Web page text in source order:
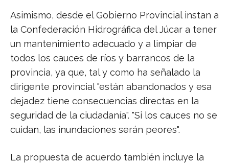
Asimismo, desde el Gobierno Provincial instan a
la Confederación Hidrográfica del Júcar a tener
un mantenimiento adecuado y a limpiar de
todos los cauces de ríos y barrancos de la
provincia, ya que, tal y como ha señalado la
dirigente provincial "están abandonados y esa
dejadez tiene consecuencias directas en la
seguridad de la ciudadanía". "Si los cauces no se
cuidan, las inundaciones serán peores".
La propuesta de acuerdo también incluye la